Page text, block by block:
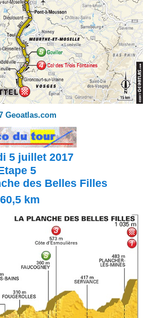
Geoatlas.com
5 juillet 2017
5
des Belles Filles
km